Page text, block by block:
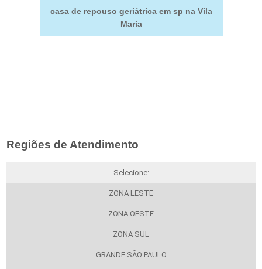
casa de repouso geriátrica em sp na Vila
Maria
Regiões de Atendimento
Selecione:
ZONA LESTE
ZONA OESTE
ZONA SUL
GRANDE SÃO PAULO